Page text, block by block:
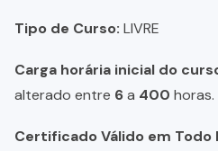
Tipo de Curso: LIVRE
Carga horária inicial do
alterado entre 6a 400 horas.
Certificado Válido em Todo